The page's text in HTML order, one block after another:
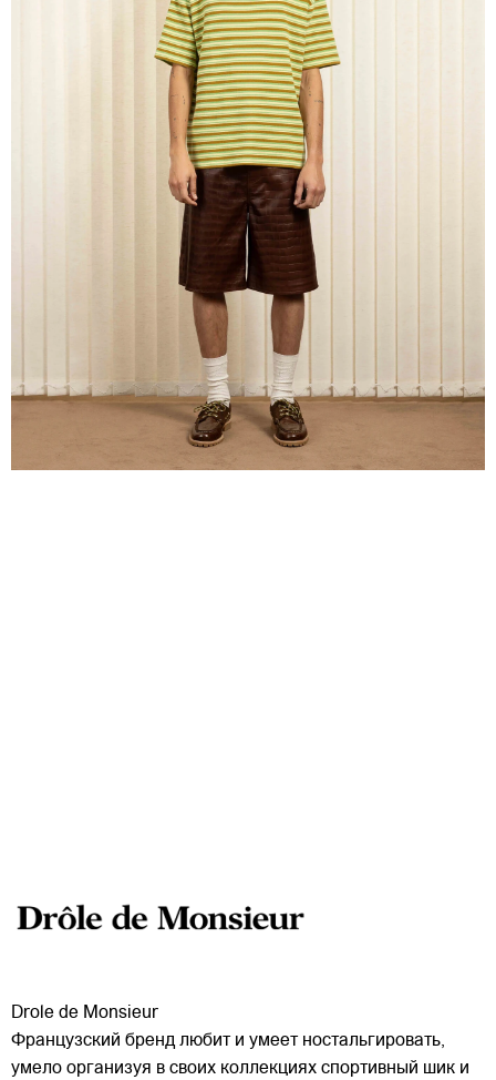
Drole de Monsieur
Французский бренд любит и умеет ностальгировать,
умело организуя в своих коллекциях спортивный шик и